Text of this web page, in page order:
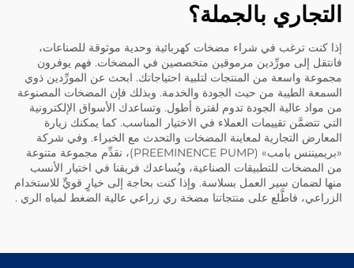
التجاري بالجملة؟
إذا كنت ترغب في شراء مضخات كهربائية وحدية موثوقة للصناعات،
فانتقل إلى مورِّدين مرموقين متخصصين في المضخات. فهم يوفرون
مجموعة واسعة من المنتجات لتلبية احتياجاتك. ابحث عن المورِّدين ذوي
السمعة الطيبة من حيث الجودة والخدمة. وبذلك فإن المضخات المصنوعة
من مواد عالية الجودة تدوم لفترة أطول. وتساعدك الأسواق الإلكترونية
التي تتضمَّن تقييمات العملاء في الاختيار المناسب. كما يمكنك زيارة
المعارض التجارية لمعاينة المضخات والتحدث مع الخبراء. وفي شركة
«بريميننس بامب» (PREEMINENCE PUMP)، نقدِّم مجموعة متنوعة
من المضخات للتطبيقات الصناعية، ويُساعدك فريقنا في اختيار الأنسب
منها لضمان سير العمل بسلاسة. وإذا كنت بحاجة إلى خيارٍ قويٍّ للاستخدام
الزراعي، فاطَّلع على منتجاتنا مضخة ري زراعي عالية الضغط لمياه الري .